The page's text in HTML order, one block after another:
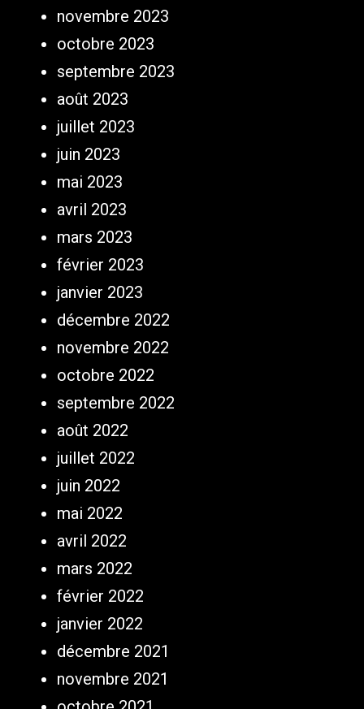
novembre 2023
octobre 2023
septembre 2023
août 2023
juillet 2023
juin 2023
mai 2023
avril 2023
mars 2023
février 2023
janvier 2023
décembre 2022
novembre 2022
octobre 2022
septembre 2022
août 2022
juillet 2022
juin 2022
mai 2022
avril 2022
mars 2022
février 2022
janvier 2022
décembre 2021
novembre 2021